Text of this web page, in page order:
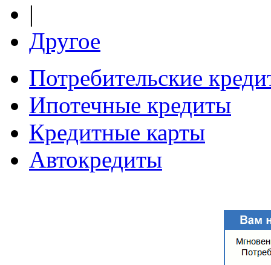
|
Другое
Потребительские
Ипотечные кредиты
Кредитные карты
Автокредиты